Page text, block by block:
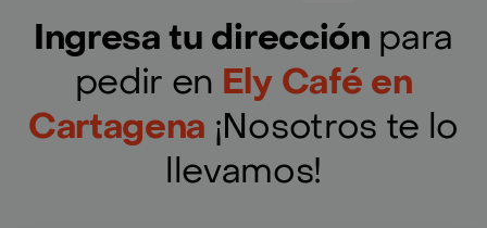
Ingresa tu dirección para
pedir en Ely Café en
Cartagena ¡Nosotros te lo
llevamos!